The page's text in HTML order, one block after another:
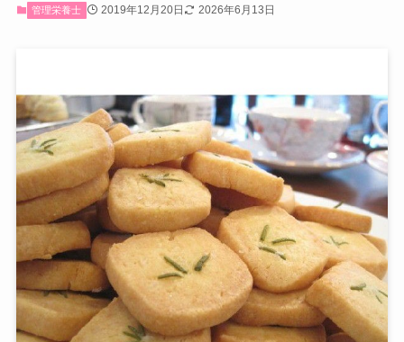
管理栄養士 2019年12月20日 2026年6月13日